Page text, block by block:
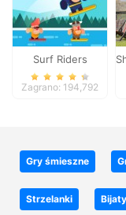
Surf Riders
Zagrano: 194,792
Gry śmieszne
Strzelanki